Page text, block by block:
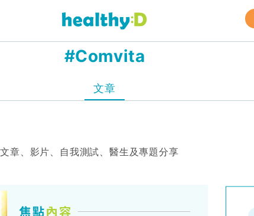
#Comvita
文章
章、影片、自我測試、醫生及專題分享